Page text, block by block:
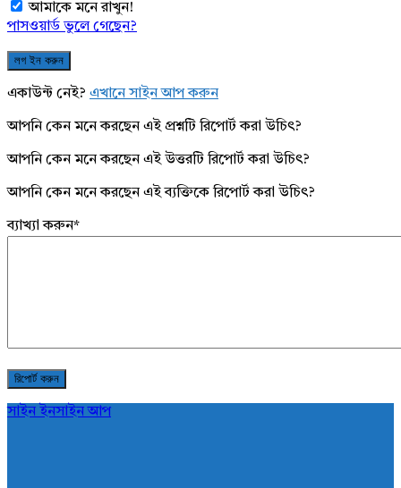
আমাকে মনে রাখুন!
পাসওয়ার্ড ভুলে গেছেন?
একাউন্ট নেই? এখানে সাইন আপ করুন
আপনি কেন মনে করছেন এই প্রশ্নটি রিপোর্ট করা উচিৎ?
আপনি কেন মনে করছেন এই উত্তরটি রিপোর্ট করা উচিৎ?
আপনি কেন মনে করছেন এই ব্যক্তিকে রিপোর্ট করা উচিৎ?
ব্যাখ্যা করুন*
সাইন ইনসাইন আপ